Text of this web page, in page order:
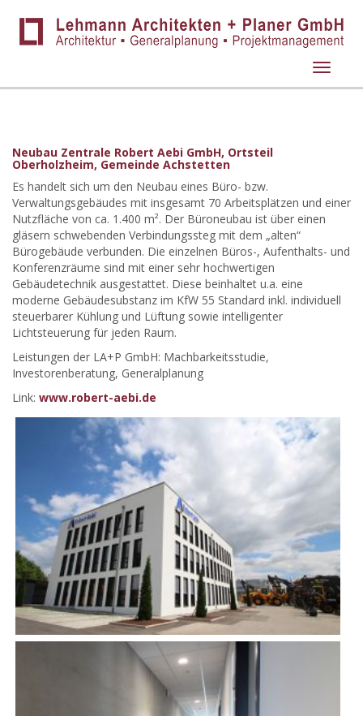
Neubau Zentrale Robert Aebi GmbH, Ortsteil
Oberholzheim, Gemeinde Achstetten
Es handelt sich um den Neubau eines Büro- bzw.
Verwaltungsgebäudes mit insgesamt 70 Arbeitsplätzen und einer
Nutzfläche von ca. 1.400 m². Der Büroneubau ist über einen
gläsern schwebenden Verbindungssteg mit dem „alten“
Bürogebäude verbunden. Die einzelnen Büros-, Aufenthalts- und
Konferenzräume sind mit einer sehr hochwertigen
Gebäudetechnik ausgestattet. Diese beinhaltet u.a. eine
moderne Gebäudesubstanz im KfW 55 Standard inkl. individuell
steuerbarer Kühlung und Lüftung sowie intelligenter
Lichtsteuerung für jeden Raum.
Leistungen der LA+P GmbH: Machbarkeitsstudie,
Investorenberatung, Generalplanung
Link: www.robert-aebi.de